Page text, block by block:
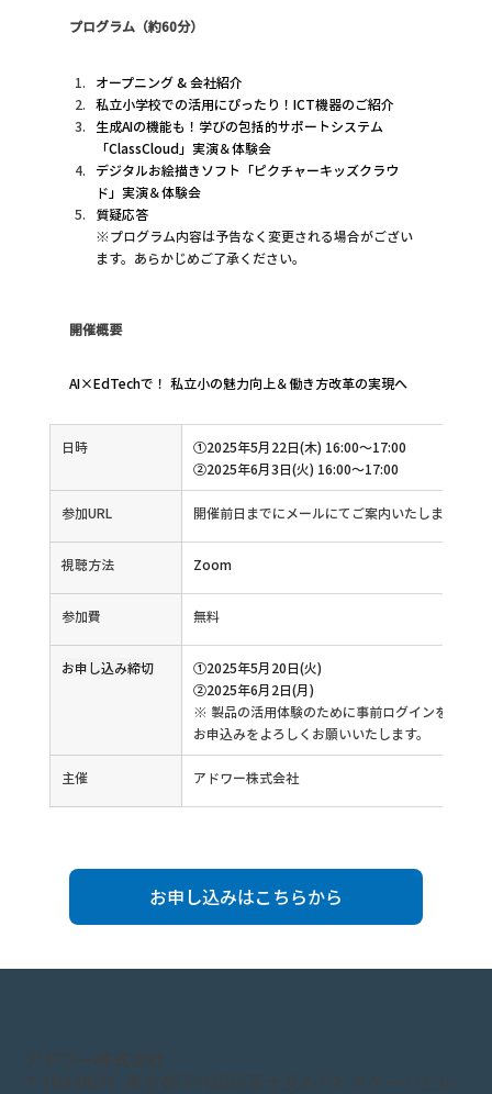
プログラム（約60分）
オープニング & 会社紹介
私立小学校での活用にぴったり！ICT機器のご紹介
生成AIの機能も！学びの包括的サポートシステム
「ClassCloud」実演＆体験会
デジタルお絵描きソフト「ピクチャーキッズクラウ
ド」実演＆体験会
質疑応答
※プログラム内容は予告なく変更される場合がござい
ます。あらかじめご了承ください。
開催概要
AI×EdTechで！ 私立小の魅力向上＆働き方改革の実現へ
日時
①2025年5月22日(木) 16:00～17:00
②2025年6月3日(火) 16:00～17:00
参加URL 開催前日までにメールにてご案内いたします
視聴方法 Zoom
参加費 無料
お申し込み締切
①2025年5月20日(火)
②2025年6月2日(月)
※ 製品の活用体験のために事前ログインをお願
お申込みをよろしくお願いいたします。
主催 アドワー株式会社
お申し込みはこちらから